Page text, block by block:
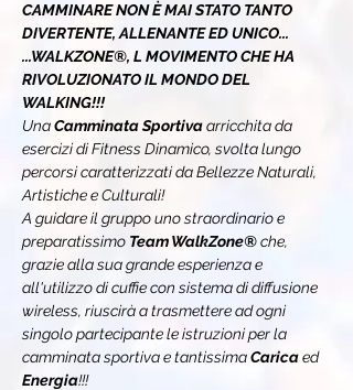
CAMMINARE NON È MAI STATO TANTO
DIVERTENTE, ALLENANTE ED UNICO...
...WALKZONE®, L MOVIMENTO CHE HA
RIVOLUZIONATO IL MONDO DEL
WALKING!!!
Una Camminata Sportiva arricchita da
esercizi di Fitness Dinamico, svolta lungo
percorsi caratterizzati da Bellezze Naturali,
Artistiche e Culturali!
A guidare il gruppo uno straordinario e
preparatissimo Team WalkZone® che,
grazie alla sua grande esperienza e
all'utilizzo di cuffie con sistema di diffusione
wireless, riuscirà a trasmettere ad ogni
singolo partecipante le istruzioni per la
camminata sportiva e tantissima Carica ed
Energia!!!